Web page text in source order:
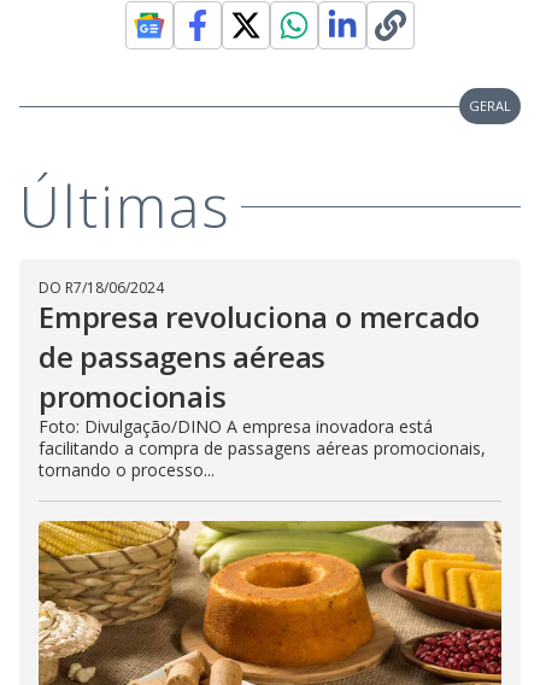
GERAL
Últimas
DO R7/18/06/2024
Empresa revoluciona o mercado
de passagens aéreas
promocionais
Foto: Divulgação/DINO A empresa inovadora está
facilitando a compra de passagens aéreas promocionais,
tornando o processo...